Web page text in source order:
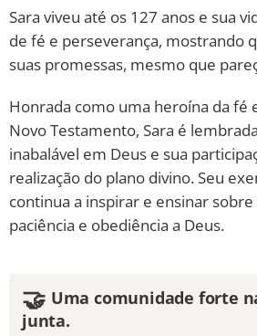
Sara viveu até os 127 anos e sua
de fé e perseverança, mostrando
suas promessas, mesmo que
Honrada como uma heroína da fé
Novo Testamento, Sara é
inabalável em Deus e sua
realização do plano divino. Seu
continua a inspirar e ensinar
paciência e obediência a Deus.
🤝 Uma comunidade forte
junta.